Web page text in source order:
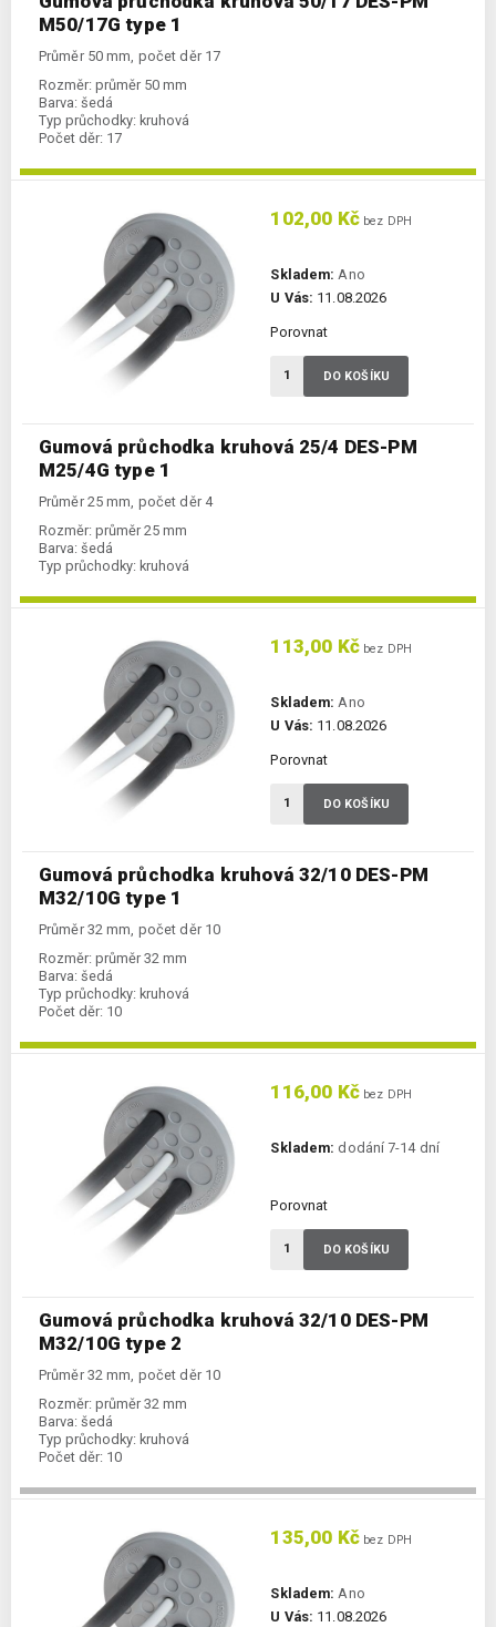
M50/17G type 1
Průměr 50 mm, počet děr 17
Rozměr: průměr 50 mm
Barva: šedá
Typ průchodky: kruhová
Počet děr: 17
Gumová průchodka kruhová 25/4 DES-PM
M25/4G type 1
Průměr 25 mm, počet děr 4
Rozměr: průměr 25 mm
Barva: šedá
Typ průchodky: kruhová
102,00 Kč bez DPH
Skladem: Ano
U Vás: 11.08.2026
Porovnat
DO KOŠÍKU
Gumová průchodka kruhová 32/10 DES-PM
M32/10G type 1
Průměr 32 mm, počet děr 10
Rozměr: průměr 32 mm
Barva: šedá
Typ průchodky: kruhová
Počet děr: 10
113,00 Kč bez DPH
Skladem: Ano
U Vás: 11.08.2026
Porovnat
DO KOŠÍKU
Gumová průchodka kruhová 32/10 DES-PM
M32/10G type 2
Průměr 32 mm, počet děr 10
Rozměr: průměr 32 mm
Barva: šedá
Typ průchodky: kruhová
Počet děr: 10
116,00 Kč bez DPH
Skladem: dodání 7-14 dní
Porovnat
DO KOŠÍKU
135,00 Kč bez DPH
Skladem: Ano
U Vás: 11.08.2026